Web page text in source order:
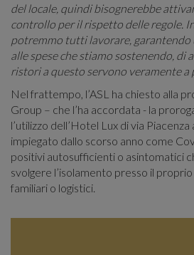
del locale, quindi bisognerebbe
controllo per il rispetto delle regole.
potremmo tutti lavorare, garantendo
alle spese che stiamo sostenendo, di
ristori a questo servono veramente a
Nel frattempo, l’ASL ha chiesto alla
Group – che l’ha accordata - la
l’utilizzo dell’Hotel Lux di via Piacenza
impiegato dallo scorso anno come
positivi autosufficienti o asintomatici
svolgere l’isolamento presso il
familiari o logistici.